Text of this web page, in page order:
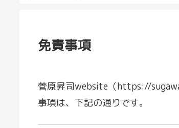
免責事項
菅原昇司website（https://
事項は、下記の通りです。